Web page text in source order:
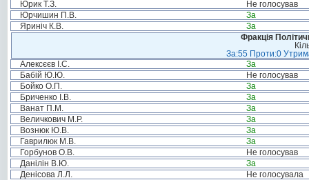
Юрик Т.З.
Не голосував
Юрчишин П.В.
За
Яриніч К.В.
За
Фракція
За:55 Проти:0
Алексєєв І.С.
За
Бабій Ю.Ю.
Не голосував
Бойко О.П.
За
Бриченко І.В.
За
Ванат П.М.
За
Величкович М.Р.
За
Вознюк Ю.В.
За
Гаврилюк М.В.
За
Горбунов О.В.
Не голосував
Данілін В.Ю.
За
Денісова Л.Л.
Не голосувала